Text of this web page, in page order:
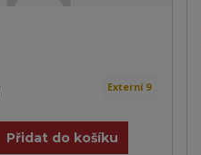
Externí 9
Přidat do košíku